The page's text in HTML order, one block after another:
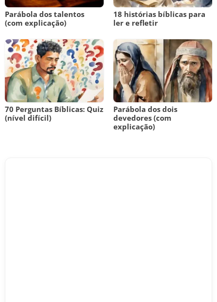
Parábola dos talentos
(com explicação)
18 histórias bíblicas para
ler e refletir
70 Perguntas Bíblicas: Quiz
(nível difícil)
Parábola dos dois
devedores (com
explicação)